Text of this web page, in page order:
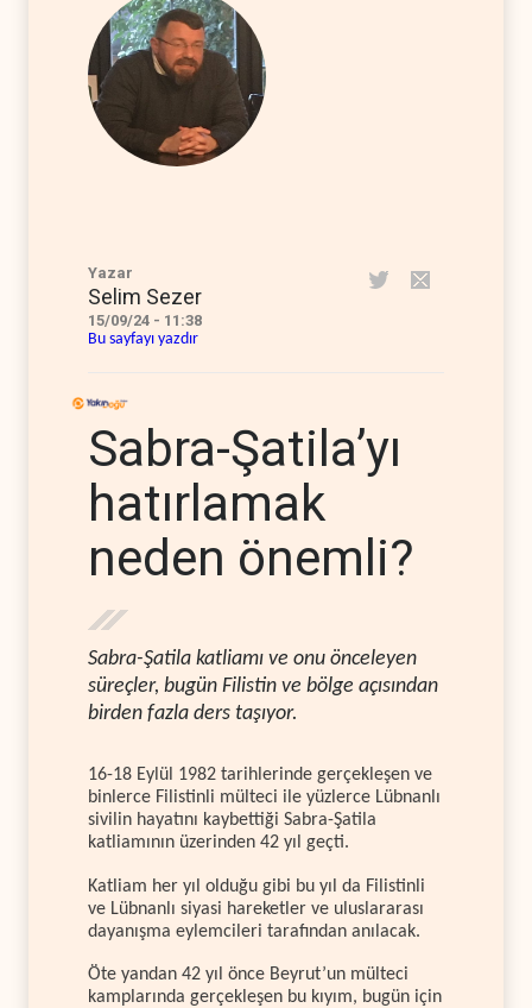
Yazar
Selim Sezer
15/09/24 - 11:38
Bu sayfayı yazdır
Sabra-Şatila’yı
hatırlamak
neden önemli?
Sabra-Şatila katliamı ve onu önceleyen
süreçler, bugün Filistin ve bölge açısından
birden fazla ders taşıyor.
16-18 Eylül 1982 tarihlerinde gerçekleşen ve
binlerce Filistinli mülteci ile yüzlerce Lübnanlı
sivilin hayatını kaybettiği Sabra-Şatila
katliamının üzerinden 42 yıl geçti.
Katliam her yıl olduğu gibi bu yıl da Filistinli
ve Lübnanlı siyasi hareketler ve uluslararası
dayanışma eylemcileri tarafından anılacak.
Öte yandan 42 yıl önce Beyrut’un mülteci
kamplarında gerçekleşen bu kıyım, bugün için